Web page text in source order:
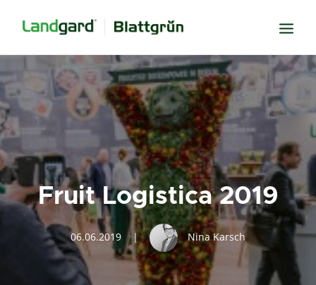
Neugier
Inspiration
Verbundenheit
Transparenz
Freude
Erfolg
Miteinander
Wissen
Fruit Logistica 2019
06.06.2019 | Nina Karsch